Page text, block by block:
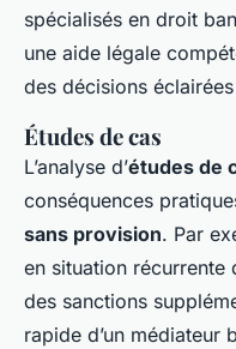
spécialisés en droit
une aide légale
des décisions
Études de cas
L’analyse d’études de
conséquences
sans provision. Par
en situation récurrente
des sanctions
rapide d’un médiateur